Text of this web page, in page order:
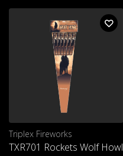
Triplex Fireworks
TXR701 Rockets Wolf Howl